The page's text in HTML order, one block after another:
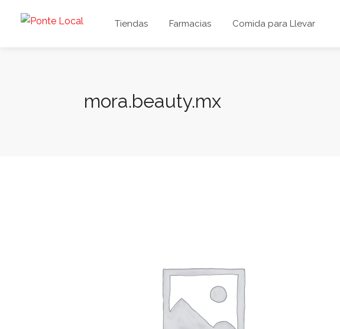
Tiendas Farmacias Comida para Llevar
mora.beauty.mx